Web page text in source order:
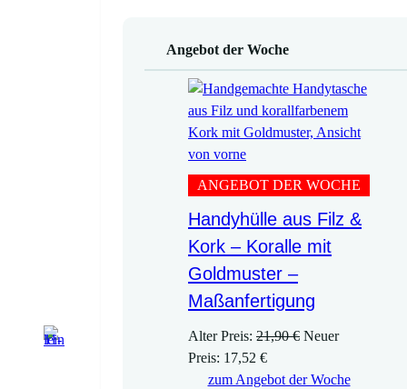
Angebot der Woche
ANGEBOT DER WOCHE
Handyhülle aus Filz &
Kork – Koralle mit
Goldmuster –
Maßanfertigung
Alter Preis: 21,90€ U
s
Neuer
Preis: 17,52 €A
k
zum Angebot der Woche